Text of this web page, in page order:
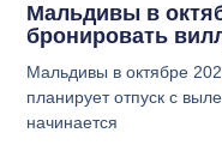
Мальдивы в
бронировать
Мальдивы в октябре
планирует отпуск с
начинается